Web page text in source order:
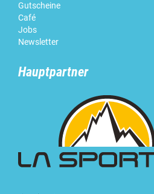
Gutscheine
Café
Jobs
Newsletter
Hauptpartner